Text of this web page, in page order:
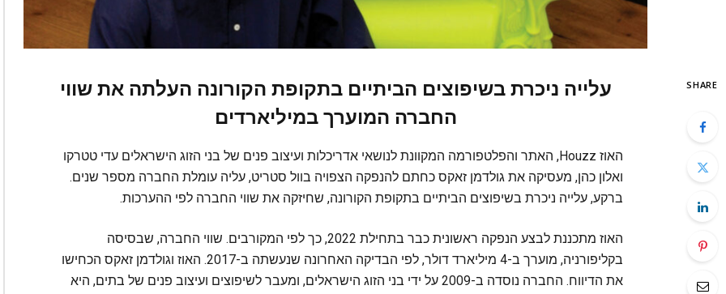
SHARE
עלייה ניכרת בשיפוצים הביתיים בתקופת הקורונה העלתה את שווי
החברה המוערך במיליארדים
האוז Houzz, האתר והפלטפורמה המקוונת לנושאי אדריכלות ועיצוב פנים של בני הזוג הישראלים עדי טטרקו
ואלון כהן, מעסיקה את גולדמן זאקס כחתם להנפקה הצפויה בוול סטריט, עליה עומלת החברה מספר שנים.
ברקע, עלייה ניכרת בשיפוצים הביתיים בתקופת הקורונה, שחיזקה את שווי החברה לפי ההערכות.
האוז מתכננת לבצע הנפקה ראשונית כבר בתחילת 2022, כך לפי המקורבים. שווי החברה, שבסיסה
בקליפורניה, מוערך ב-4 מיליארד דולר, לפי הבדיקה האחרונה שנעשתה ב-2017. האוז וגולדמן זאקס הכחישו
את הדיווח. החברה נוסדה ב-2009 על ידי בני הזוג הישראלים, ומעבר לשיפוצים ועיצוב פנים של בתים, היא